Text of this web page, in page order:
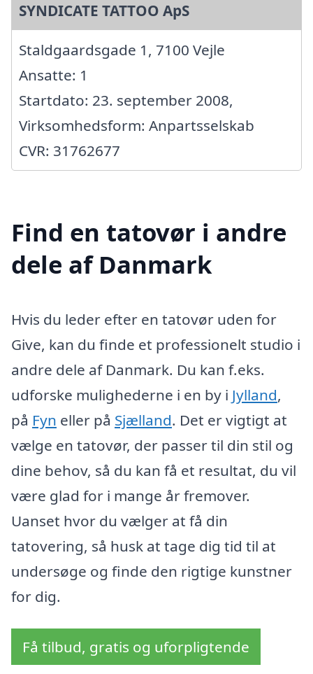
SYNDICATE TATTOO ApS
Staldgaardsgade 1, 7100 Vejle
Ansatte: 1
Startdato: 23. september 2008,
Virksomhedsform: Anpartsselskab
CVR: 31762677
Find en tatovør i andre
dele af Danmark
Hvis du leder efter en tatovør uden for
Give, kan du finde et professionelt studio i
andre dele af Danmark. Du kan f.eks.
udforske mulighederne i en by i Jylland,
på Fyn eller på Sjælland. Det er vigtigt at
vælge en tatovør, der passer til din stil og
dine behov, så du kan få et resultat, du vil
være glad for i mange år fremover.
Uanset hvor du vælger at få din
tatovering, så husk at tage dig tid til at
undersøge og finde den rigtige kunstner
for dig.
Få tilbud, gratis og uforpligtende